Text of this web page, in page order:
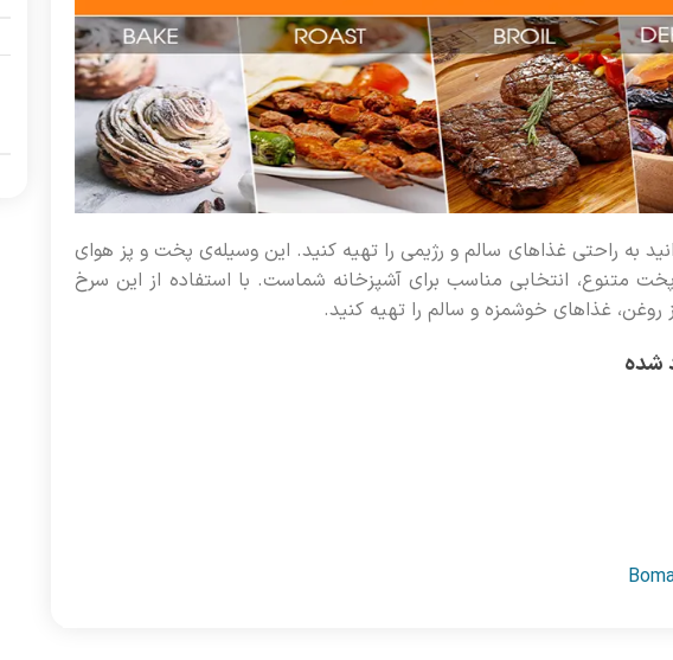
به راحتی غذاهای سالم و رژیمی را تهیه کنید. این وسیله‌ی پخت و پز هوای
متنوع، انتخابی مناسب برای آشپزخانه شماست. با استفاده از این سرخ
روغن، غذاهای خوشمزه و سالم را تهیه کنید.
شده